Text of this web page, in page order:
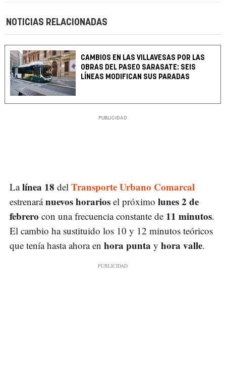
NOTICIAS RELACIONADAS
CAMBIOS EN LAS VILLAVESAS POR LAS
OBRAS DEL PASEO SARASATE: SEIS
LÍNEAS MODIFICAN SUS PARADAS
Lalínea 18 del Transporte Urbano Comarcal
estrenaránuevos horarios el próximo lunes 2 de
febrero con una frecuencia constante de 11 minutos.
El cambio ha sustituido los 10 y 12 minutos teóricos
que tenía hasta ahora en hora punta y hora valle.